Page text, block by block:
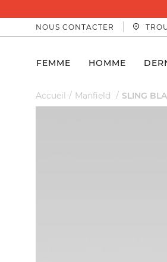
NOUS CONTACTER
FEMME HOMME
Accueil Manfield SLING